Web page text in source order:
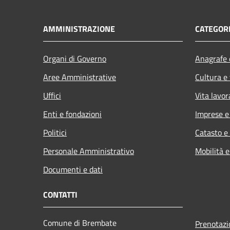
AMMINISTRAZIONE
Organi di Governo
Aree Amministrative
Uffici
Enti e fondazioni
Politici
Personale Amministrativo
Documenti e dati
Cultura
Vita
Imprese
Catasto
Mobilità
CONTATTI
Comune di Brembate